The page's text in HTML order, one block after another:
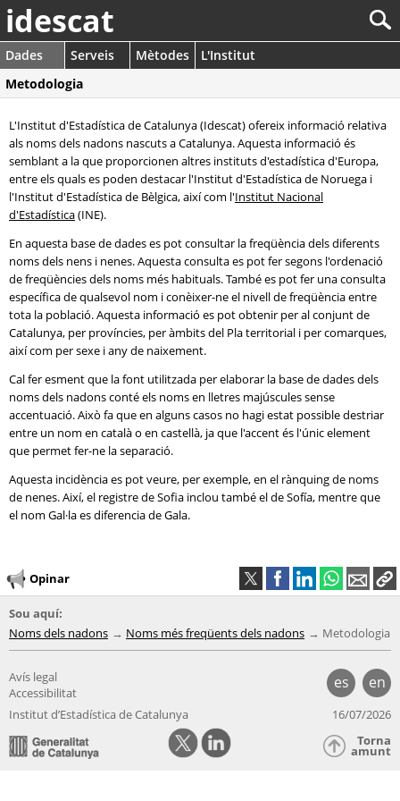
idescat
Dades Serveis Mètodes
L'Institut
Metodologia
L'Institut d'Estadística de Catalunya (Idescat) ofereix informació relativa
als noms dels nadons nascuts a Catalunya. Aquesta informació és
semblant a la que proporcionen altres instituts d'estadística d'Europa,
entre els quals es poden destacar l'Institut d'Estadística de Noruega i
l'Institut d'Estadística de Bèlgica, així com l'Institut Nacional
d'Estadística(INE).
En aquesta base de dades es pot consultar la freqüència dels diferents
noms dels nens i nenes. Aquesta consulta es pot fer segons l'ordenació
de freqüències dels noms més habituals. També es pot fer una consulta
específica de qualsevol nom i conèixer-ne el nivell de freqüència entre
tota la població. Aquesta informació es pot obtenir per al conjunt de
Catalunya, per províncies, per àmbits del Pla territorial i per comarques,
així com per sexe i any de naixement.
Cal fer esment que la font utilitzada per elaborar la base de dades dels
noms dels nadons conté els noms en lletres majúscules sense
accentuació. Això fa que en alguns casos no hagi estat possible destriar
entre un nom en català o en castellà, ja que l'accent és l'únic element
que permet fer-ne la separació.
Aquesta incidència es pot veure, per exemple, en el rànquing de noms
de nenes. Així, el registre de Sofia inclou també el de Sofía, mentre que
el nom Gal·la es diferencia de Gala.
Opinar
Sou aquí:
Noms dels nadons
Noms més freqüents dels nadons Metodologia
es en
Avís legal
Accessibilitat
Institut d’Estadística de Catalunya
16/07/2026
Torna
amunt